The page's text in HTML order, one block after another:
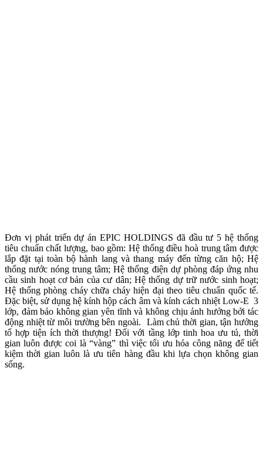
Đơn vị phát triển dự án EPIC HOLDINGS đã đầu tư 5 hệ thống
tiêu chuẩn chất lượng, bao gồm: Hệ thống điều hoà trung tâm được
lắp đặt tại toàn bộ hành lang và thang máy đến từng căn hộ; Hệ
thống nước nóng trung tâm; Hệ thống điện dự phòng đáp ứng nhu
cầu sinh hoạt cơ bản của cư dân; Hệ thống dự trữ nước sinh hoạt;
Hệ thống phòng cháy chữa cháy hiện đại theo tiêu chuẩn quốc tế.
Đặc biệt, sử dụng hệ kính hộp cách âm và kính cách nhiệt Low-E 3
lớp, đảm bảo không gian yên tĩnh và không chịu ảnh hưởng bởi tác
động nhiệt từ môi trường bên ngoài. Làm chủ thời gian, tận hưởng
tổ hợp tiện ích thời thượng! Đối với tầng lớp tinh hoa ưu tú, thời
gian luôn được coi là “vàng” thì việc tối ưu hóa công năng để tiết
kiệm thời gian luôn là ưu tiên hàng đầu khi lựa chọn không gian
sống.